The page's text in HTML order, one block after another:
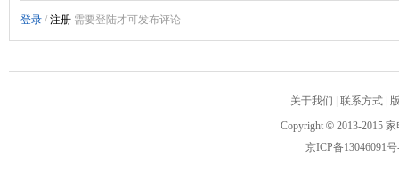
关于我们 联系方式
Copyright © 2013-2015
京ICP备13046091号